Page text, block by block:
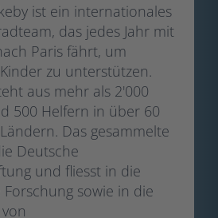
ist ein internationales
das jedes Jahr mit
Paris fährt, um
zu unterstützen.
aus mehr als 2'000
500 Helfern in über 60
Das gesammelte
Deutsche
und fliesst in die
sowie in die